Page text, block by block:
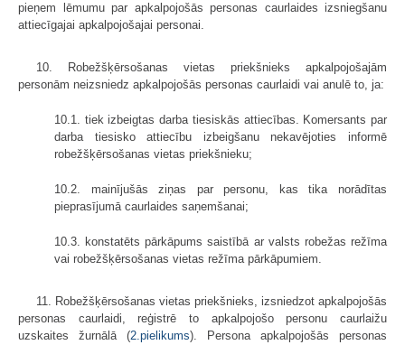
pieņem lēmumu par apkalpojošās personas caurlaides izsniegšanu
attiecīgajai apkalpojošajai personai.
10. Robežšķērsošanas vietas priekšnieks apkalpojošajām
personām neizsniedz apkalpojošās personas caurlaidi vai anulē to, ja:
10.1. tiek izbeigtas darba tiesiskās attiecības. Komersants par
darba tiesisko attiecību izbeigšanu nekavējoties informē
robežšķērsošanas vietas priekšnieku;
10.2. mainījušās ziņas par personu, kas tika norādītas
pieprasījumā caurlaides saņemšanai;
10.3. konstatēts pārkāpums saistībā ar valsts robežas režīma
vai robežšķērsošanas vietas režīma pārkāpumiem.
11. Robežšķērsošanas vietas priekšnieks, izsniedzot apkalpojošās
personas caurlaidi, reģistrē to apkalpojošo personu caurlaižu
uzskaites žurnālā (2.pielikums). Persona apkalpojošās personas